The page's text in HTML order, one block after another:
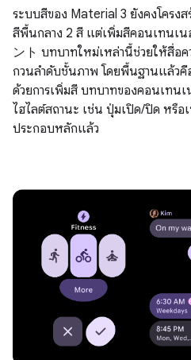
ระบบสีของ Material 3 ยังคงโครง
สีพื้นกลาง 2 สี แต่เพิ่มสีคอนเทนเ
ント บทบาทใหม่เหล่านี้ช่วยให้สื่อค
กวนลําดับชั้นภาพ โดยพื้นฐานแล้ว
ด้วยการเพิ่มสี บทบาทของคอนเทนเ
ไฮไลต์สถานะ เช่น ปุ่มเปิด/ปิด หรือ
ประกอบหลักแล้ว